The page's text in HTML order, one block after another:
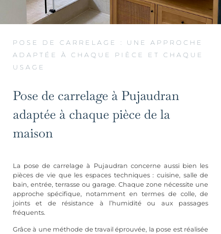
POSE DE CARRELAGE : UNE APPROCHE
ADAPTÉE À CHAQUE PIÈCE ET CHAQUE
USAGE
Pose de carrelage à Pujaudran
adaptée à chaque pièce de la
maison
La pose de carrelage à Pujaudran concerne aussi bien les
pièces de vie que les espaces techniques : cuisine, salle de
bain, entrée, terrasse ou garage. Chaque zone nécessite une
approche spécifique, notamment en termes de colle, de
joints et de résistance à l’humidité ou aux passages
fréquents.
Grâce à une méthode de travail éprouvée, la pose est réalisée